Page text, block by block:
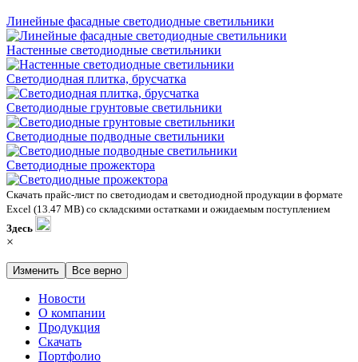
Линейные фасадные светодиодные светильники
Настенные светодиодные светильники
Светодиодная плитка, брусчатка
Светодиодные грунтовые светильники
Светодиодные подводные светильники
Светодиодные прожектора
Скачать прайс-лист по светодиодам и светодиодной продукции в формате
Excel (13.47 MB) со складскими остатками и ожидаемым поступлением
Здесь
×
Изменить Все верно
Новости
О компании
Продукция
Скачать
Портфолио